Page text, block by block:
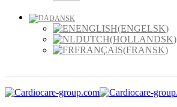
DANSK
ENGLISH(ENGELSK)
DUTCH(HOLLANDSK)
FRANÇAIS(FRANSK)